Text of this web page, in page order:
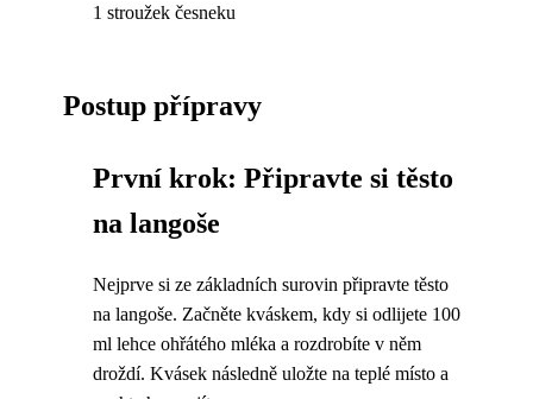
1 stroužek česneku
Postup přípravy
První krok: Připravte si těsto
na langoše
Nejprve si ze základních surovin připravte těsto
na langoše. Začněte kváskem, kdy si odlijete 100
ml lehce ohřátého mléka a rozdrobíte v něm
droždí. Kvásek následně uložte na teplé místo a